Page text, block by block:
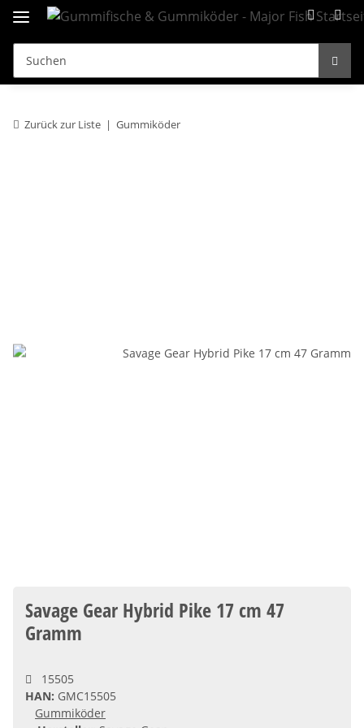
Zurück zur Liste Gummiköder
Savage Gear Hybrid Pike 17 cm 47
Gramm
15505
HAN: GMC15505
Gummiköder